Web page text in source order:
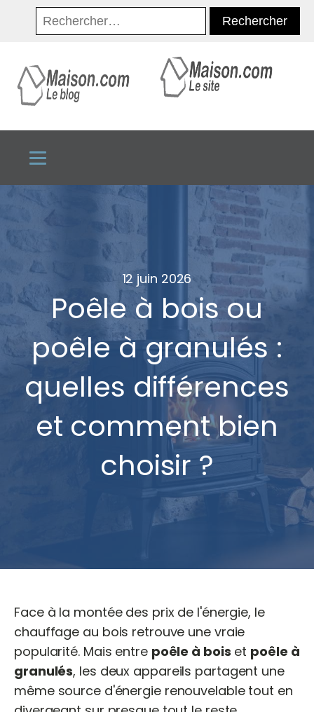
Rechercher :
12 juin 2026
Poêle à bois ou
poêle à granulés :
quelles différences
et comment bien
choisir ?
Face à la montée des prix de l'énergie, le
chauffage au bois retrouve une vraie
popularité. Mais entre poêle à bois et poêle à
granulés, les deux appareils partagent une
même source d'énergie renouvelable tout en